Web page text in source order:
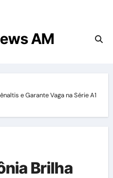
AM
e Garante Vaga na Série A1
Brilha